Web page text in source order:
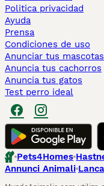
Politica privacidad
Ayuda
Prensa
Condiciones de uso
Anunciar tus mascotas
Anuncia tus cachorros
Anuncia tus gatos
Test perro ideal
Pets4Homes
Annunci Animali